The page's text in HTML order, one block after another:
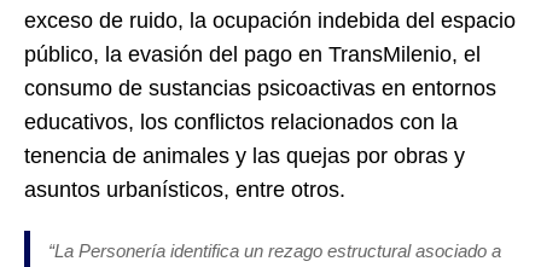
exceso de ruido, la ocupación indebida del espacio
público, la evasión del pago en TransMilenio, el
consumo de sustancias psicoactivas en entornos
educativos, los conflictos relacionados con la
tenencia de animales y las quejas por obras y
asuntos urbanísticos, entre otros.
“La Personería identifica un rezago estructural asociado a